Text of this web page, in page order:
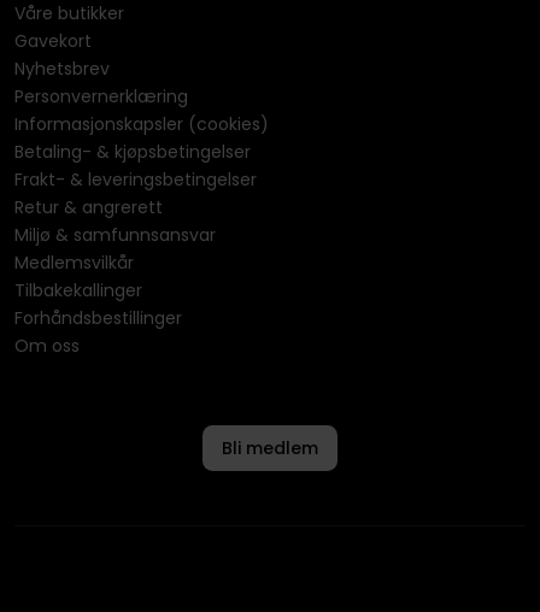
Våre butikker
Gavekort
Nyhetsbrev
Personvernerklæring
Informasjonskapsler (cookies)
Betaling- & kjøpsbetingelser
Frakt- & leveringsbetingelser
Retur & angrerett
Miljø & samfunnsansvar
Medlemsvilkår
Tilbakekallinger
Forhåndsbestillinger
Om oss
Bli medlem